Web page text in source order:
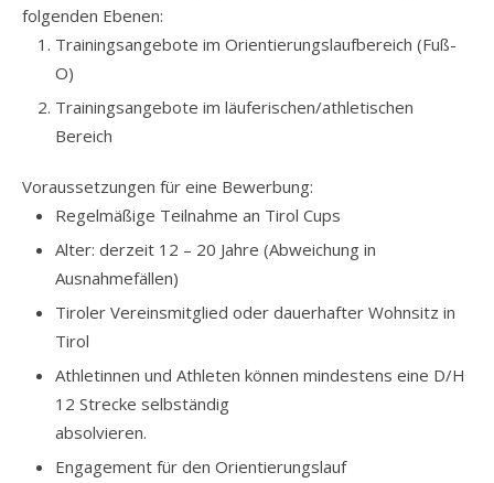
folgenden Ebenen:
Trainingsangebote im Orientierungslaufbereich (Fuß-
O)
Trainingsangebote im läuferischen/athletischen
Bereich
Voraussetzungen für eine Bewerbung:
Regelmäßige Teilnahme an Tirol Cups
Alter: derzeit 12 – 20 Jahre (Abweichung in
Ausnahmefällen)
Tiroler Vereinsmitglied oder dauerhafter Wohnsitz in
Tirol
Athletinnen und Athleten können mindestens eine D/H
12 Strecke selbständig
absolvieren.
Engagement für den Orientierungslauf